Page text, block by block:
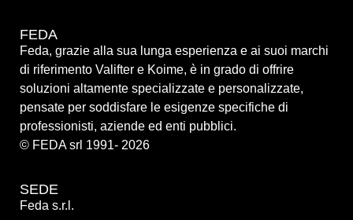
FEDA
Feda, grazie alla sua lunga esperienza e ai suoi marchi
di riferimento Valifter e Koime, è in grado di offrire
soluzioni altamente specializzate e personalizzate,
pensate per soddisfare le esigenze specifiche di
professionisti, aziende ed enti pubblici.
© FEDA srl 1991- 2026
SEDE
Feda s.r.l.